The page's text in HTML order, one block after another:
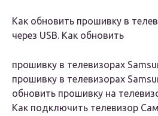
Как обновить прошивку в
через USB. Как обновить
прошивку в телевизорах
прошивку в телевизорах
обновить прошивку на
Как подключить телевизор